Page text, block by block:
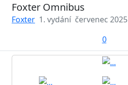
Foxter Omnibus
Foxter 1. vydání červenec 2025
0